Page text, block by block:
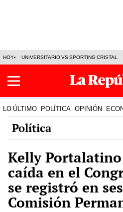
HOY UNIVERSITARIO VS SPORTING CRISTAL
LO ÚLTIMO POLÍTICA OPINIÓN
Política
Kelly
caída en el
se registró en
Comisión